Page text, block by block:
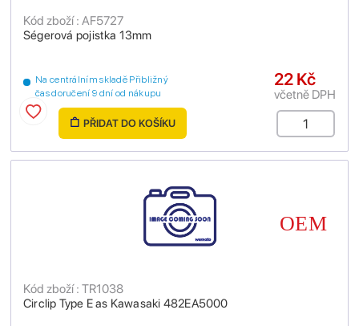
Ségerová pojistka 13mm
Kód zboží : AF5727
Na centrálním skladě Přibližný
čas doručení 9 dní od nákupu
22 Kč
včetně DPH
PŘIDAT DO KOŠÍKU
Circlip Type E as Kawasaki 482EA5000
Kód zboží : TR1038